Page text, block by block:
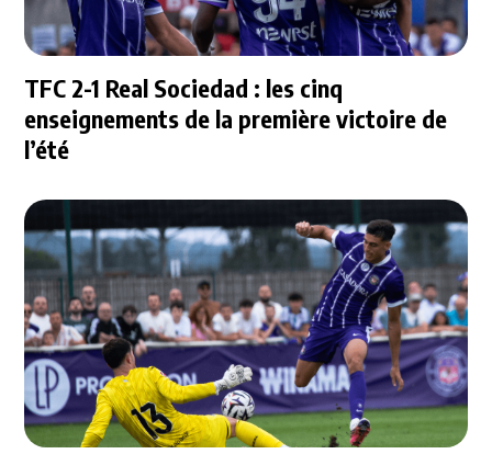
TFC 2-1 Real Sociedad : les cinq
enseignements de la première victoire de
l’été